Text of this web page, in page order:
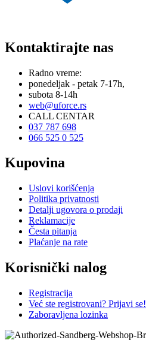
Kontaktirajte nas
Radno vreme:
ponedeljak - petak 7-17h,
subota 8-14h
web@uforce.rs
CALL CENTAR
037 787 698
066 525 0 525
Kupovina
Uslovi korišćenja
Politika privatnosti
Detalji ugovora o prodaji
Reklamacije
Česta pitanja
Plaćanje na rate
Korisnički nalog
Registracija
Već ste registrovani? Prijavi se!
Zaboravljena lozinka